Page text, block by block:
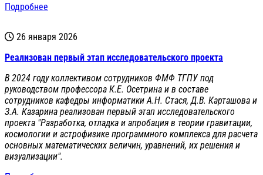
Подробнее
26 января 2026
Реализован первый этап исследовательского проекта
В 2024 году коллективом сотрудников ФМФ ТГПУ под
руководством профессора К.Е. Осетрина и в составе
сотрудников кафедры информатики А.Н. Стася, Д.В. Карташова и
З.А. Казарина реализован первый этап исследовательского
проекта "Разработка, отладка и апробация в теории гравитации,
космологии и астрофизике программного комплекса для расчета
основных математических величин, уравнений, их решения и
визуализации".